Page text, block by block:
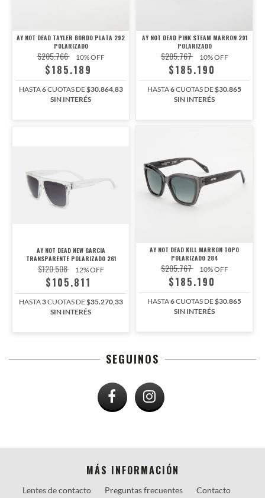
AY NOT DEAD TAYLER BORDO PLATA 292
POLARIZADO
$205.766 10% OFF
$185.189
HASTA6CUOTAS DE$30.864,83
SIN INTERÉS
AY NOT DEAD PINK STEAM MARRON 291
POLARIZADO
$205.767 10% OFF
$185.190
HASTA6CUOTAS DE$30.865
SIN INTERÉS
AY NOT DEAD NEW GARCIA
TRANSPARENTE POLARIZADO 261
$120.508 12% OFF
$105.811
HASTA3CUOTAS DE$35.270,33
SIN INTERÉS
AY NOT DEAD KILL MARRON TOPO
POLARIZADO 284
$205.767 10% OFF
$185.190
HASTA6CUOTAS DE$30.865
SIN INTERÉS
SEGUINOS
MÁS INFORMACIÓN
Lentes de contacto Preguntas frecuentes Contacto